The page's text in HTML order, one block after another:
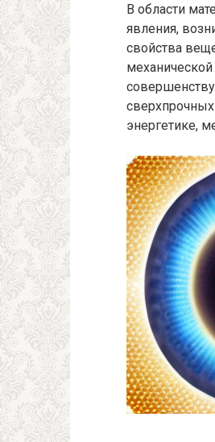
В области
явления,
свойства
энергетике,